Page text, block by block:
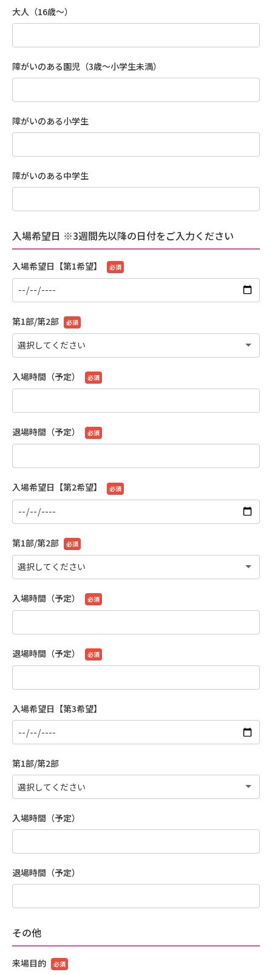
大人（16歳〜）
障がいのある園児（3歳〜小学生未満）
障がいのある小学生
障がいのある中学生
入場希望日 ※3週間先以降の日付をご入力ください
入場希望日【第1希望】 必須
第1部/第2部 必須
入場時間（予定） 必須
退場時間（予定） 必須
入場希望日【第2希望】 必須
第1部/第2部 必須
入場時間（予定） 必須
退場時間（予定） 必須
入場希望日【第3希望】
第1部/第2部
入場時間（予定）
退場時間（予定）
その他
来場目的 必須